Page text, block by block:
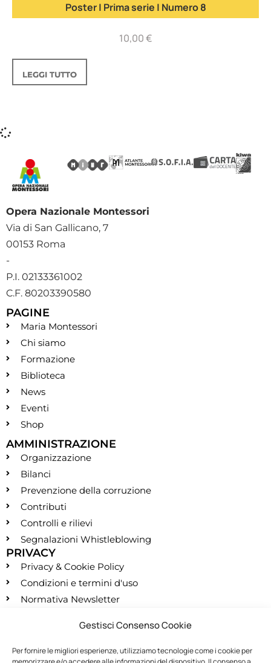
Gestisci Consenso Cookie
Per fornire le migliori esperienze, utilizziamo tecnologie come i cookie per
Poster | Prima serie | Numero 8
10,00€
LEGGI TUTTO
Opera Nazionale Montessori
Via di San Gallicano, 7
00153 Roma
-
P.I. 02133361002
C.F. 80203390580
PAGINE
Maria Montessori
Chi siamo
Formazione
Biblioteca
News
Eventi
Shop
AMMINISTRAZIONE
Organizzazione
Bilanci
Prevenzione della corruzione
Contributi
Controlli e rilievi
Segnalazioni Whistleblowing
PRIVACY
Privacy & Cookie Policy
Condizioni e termini d'uso
Normativa Newsletter
segreteria@montessori.it
(+39) 06.584.865